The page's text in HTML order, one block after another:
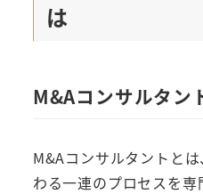
は
M&Aコンサルタン
M&Aコンサルタントと
わる一連のプロセスを